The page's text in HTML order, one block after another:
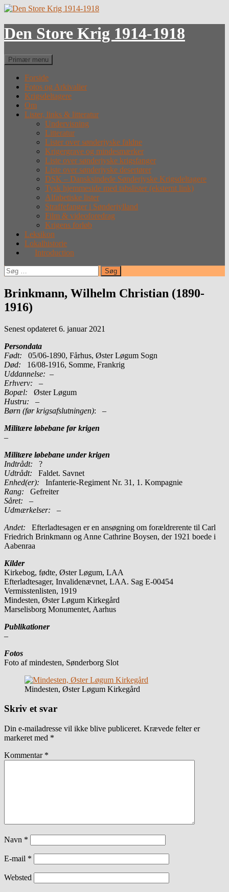
Hop
indhold
Den Store Krig 1914-1918
Søg
Primær menu
Forside
Fotos og Arkivalier
Krigsdeltagere
Om
Lister, links & litteratur
Undervisning
Litteratur
Lister over sønderjyske faldne
Krigergrave og mindesmærker
Liste over sønderjyske krigsfanger
Liste over sønderjyske desertører
DSK – Dansksindede Sønderjyske Krigsdeltagere
Tysk hjemmeside med tabslister (eksternt link)
Alfabetiske lister
Straffefanger i Sønderjylland
Film & videoforedrag
Krigens forløb
Leksikon
Lokalhistorie
Introduction
Søg
efter:
Brinkmann, Wilhelm Christian (1890-
1916)
Senest opdateret 6. januar 2021
Persondata
Født: 05/06-1890, Fårhus, Øster Løgum Sogn
Død: 16/08-1916, Somme, Frankrig
Uddannelse: –
Erhverv: –
Bopæl: Øster Løgum
Hustru: –
Børn (før krigsafslutningen): –
Militære løbebane før krigen
–
Militære løbebane under krigen
Indtrådt: ?
Udtrådt: Faldet. Savnet
Enhed(er):
Infanterie-Regiment Nr. 31, 1. Kompagnie
Rang:
Gefreiter
Såret: –
Udmærkelser: –
Andet: Efterladtesagen er en ansøgning om forældrerente til Carl
Friedrich Brinkmann og Anne Cathrine Boysen, der 1921 boede i
Aabenraa
Kilder
Kirkebog, fødte, Øster Løgum, LAA
Efterladtesager, Invalidenævnet, LAA. Sag E-00454
Vermisstenlisten, 1919
Mindesten, Øster Løgum Kirkegård
Marselisborg Monumentet, Aarhus
Publikationer
–
Fotos
Foto af mindesten, Sønderborg Slot
Mindesten, Øster Løgum Kirkegård
Skriv et svar
Din e-mailadresse vil ikke blive publiceret. Krævede felter er
markeret med *
Kommentar *
Navn *
E-mail *
Websted